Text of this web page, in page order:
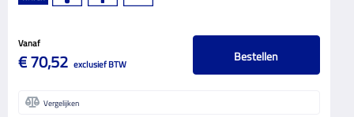
Vanaf
€ 70,52 exclusief BTW Bestellen
Vergelijken